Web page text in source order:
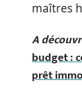
maîtres
A
budget :
prêt